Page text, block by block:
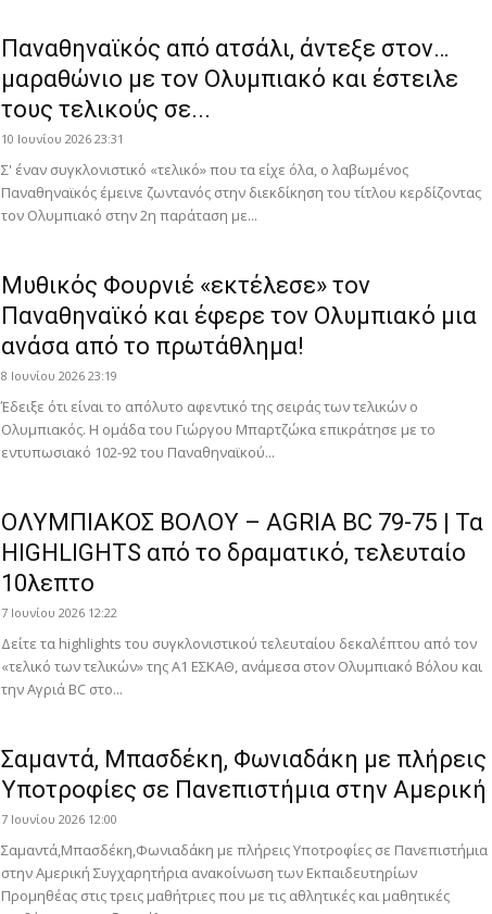
Παναθηναϊκός από ατσάλι, άντεξε στον…
μαραθώνιο με τον Ολυμπιακό και έστειλε
τους τελικούς σε...
10 Ιουνίου 2026 23:31
Σ' έναν συγκλονιστικό «τελικό» που τα είχε όλα, ο λαβωμένος
Παναθηναϊκός έμεινε ζωντανός στην διεκδίκηση του τίτλου κερδίζοντας
τον Ολυμπιακό στην 2η παράταση με...
Μυθικός Φουρνιέ «εκτέλεσε» τον
Παναθηναϊκό και έφερε τον Ολυμπιακό μια
ανάσα από το πρωτάθλημα!
8 Ιουνίου 2026 23:19
Έδειξε ότι είναι το απόλυτο αφεντικό της σειράς των τελικών ο
Ολυμπιακός. Η ομάδα του Γιώργου Μπαρτζώκα επικράτησε με το
εντυπωσιακό 102-92 του Παναθηναϊκού...
ΟΛΥΜΠΙΑΚΟΣ ΒΟΛΟΥ – AGRIA BC 79-75 | Τα
HIGHLIGHTS από το δραματικό, τελευταίο
10λεπτο
7 Ιουνίου 2026 12:22
Δείτε τα highlights του συγκλονιστικού τελευταίου δεκαλέπτου από τον
«τελικό των τελικών» της Α1 ΕΣΚΑΘ, ανάμεσα στον Ολυμπιακό Βόλου και
την Αγριά BC στο...
Σαμαντά, Μπασδέκη, Φωνιαδάκη με πλήρεις
Υποτροφίες σε Πανεπιστήμια στην Αμερική
7 Ιουνίου 2026 12:00
Σαμαντά,Μπασδέκη,Φωνιαδάκη με πλήρεις Υποτροφίες σε Πανεπιστήμια
στην Αμερική Συγχαρητήρια ανακοίνωση των Εκπαιδευτηρίων
Προμηθέας στις τρεις μαθήτριες που με τις αθλητικές και μαθητικές